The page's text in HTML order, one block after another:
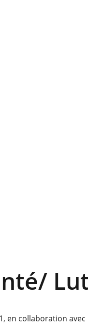
en collaboration